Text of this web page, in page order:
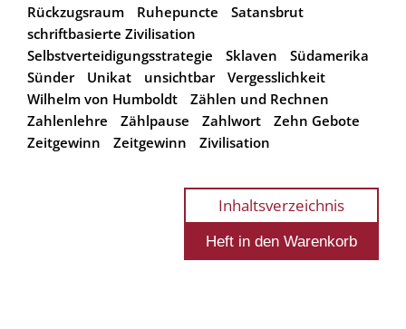
Rückzugsraum
Ruhepuncte
Satansbrut
schriftbasierte Zivilisation
Selbstverteidigungsstrategie
Sklaven
Südamerika
Sünder
Unikat unsichtbar
Vergesslichkeit
Wilhelm von Humboldt
Zählen und Rechnen
Zahlenlehre
Zählpause Zahlwort
Zehn Gebote
Zeitgewinn
Zeitgewinn Zivilisation
Inhaltsverzeichnis